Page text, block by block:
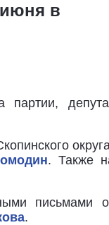
в
партии,
. Также
письмами
.